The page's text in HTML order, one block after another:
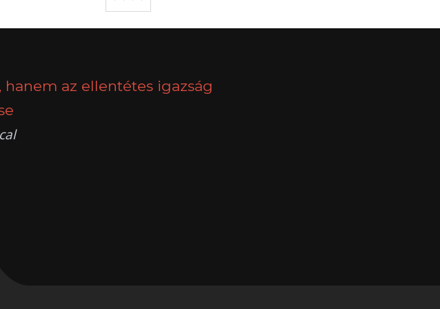
az ellentétes igazság